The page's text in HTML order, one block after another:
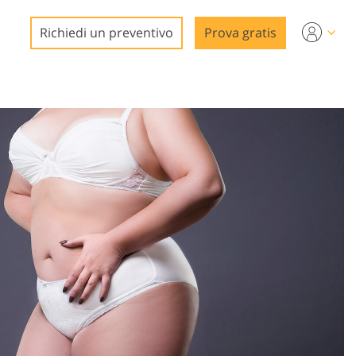
Richiedi un preventivo Prova gratis